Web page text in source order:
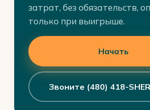
затрат, без обязательств,
только при выигрыше.
Начать
Звоните (480) 418-